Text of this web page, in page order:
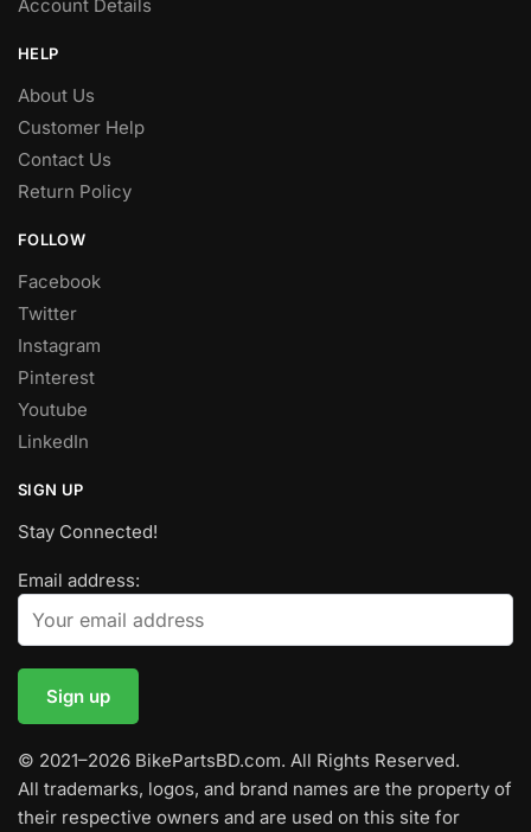
Account Details
HELP
About Us
Customer Help
Contact Us
Return Policy
FOLLOW
Facebook
Twitter
Instagram
Pinterest
Youtube
LinkedIn
SIGN UP
Stay Connected!
Email address:
© 2021–2026 BikePartsBD.com. All Rights Reserved.
All trademarks, logos, and brand names are the property of
their respective owners and are used on this site for